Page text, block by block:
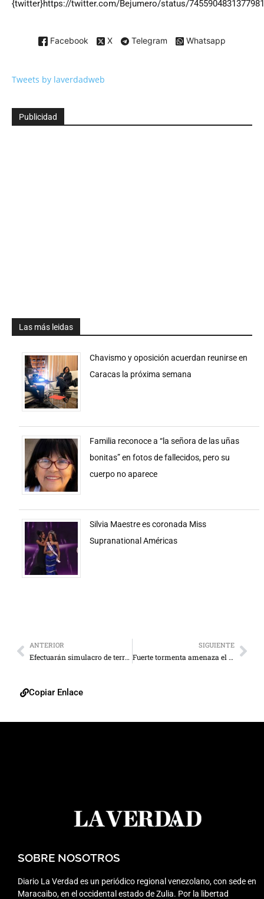
{twitter}https://twitter.com/Bejumero/status/
Facebook X Telegram Whatsapp
Tweets by laverdadweb
Publicidad
Las más leidas
Chavismo y oposición acuerdan reunirse en
Caracas la próxima semana
Familia reconoce a “la señora de las uñas
bonitas” en fotos de fallecidos, pero su
cuerpo no aparece
Silvia Maestre es coronada Miss
Supranational Américas
ANTERIOR
Efectuarán simulacro de terremoto en Venezuela
SIGUIENTE
Fuerte tormenta amenaza el Chile – Colombia de esta noche
Copiar Enlace
SOBRE NOSOTROS
Diario La Verdad es un periódico regional venezolano, con sede en
Maracaibo, en el occidental estado de Zulia. Por la libertad